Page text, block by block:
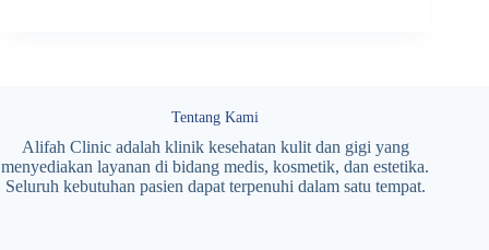
Tentang Kami
Alifah Clinic adalah klinik kesehatan kulit dan gigi yang
menyediakan layanan di bidang medis, kosmetik, dan estetika.
Seluruh kebutuhan pasien dapat terpenuhi dalam satu tempat.